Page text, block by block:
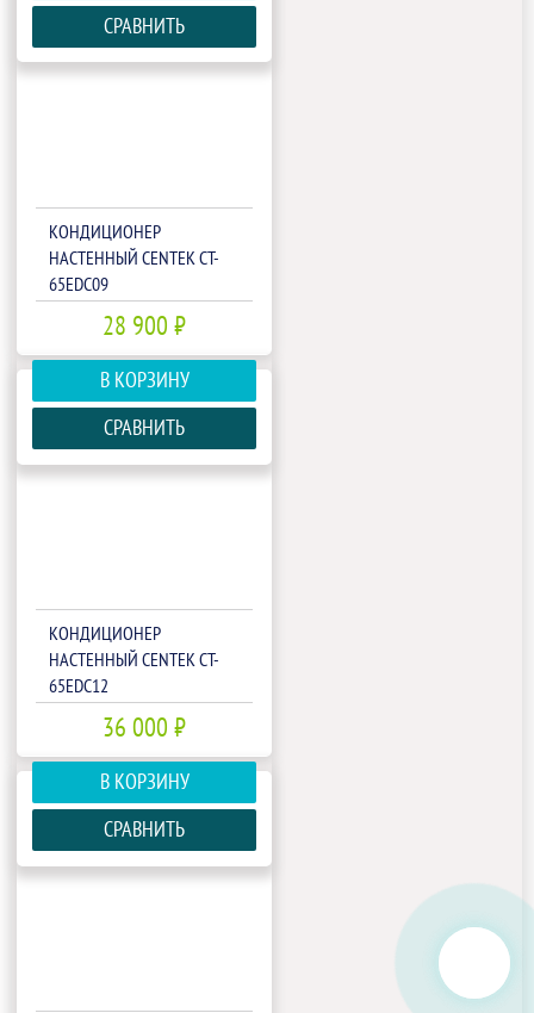
СРАВНИТЬ
КОНДИЦИОНЕР
НАСТЕННЫЙ CENTEK CT-
65EDC09
28 900 ₽
В КОРЗИНУ
СРАВНИТЬ
КОНДИЦИОНЕР
НАСТЕННЫЙ CENTEK CT-
65EDC12
36 000 ₽
В КОРЗИНУ
СРАВНИТЬ